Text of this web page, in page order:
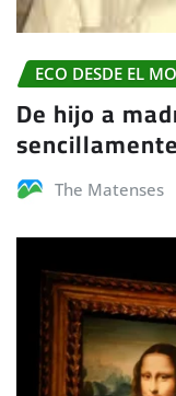
ECO DESDE EL
De hijo a
The Matenses